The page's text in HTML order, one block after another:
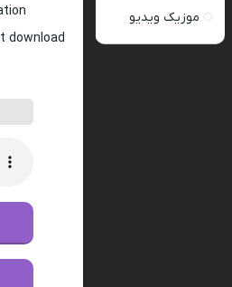
download
موزیک ویدیو